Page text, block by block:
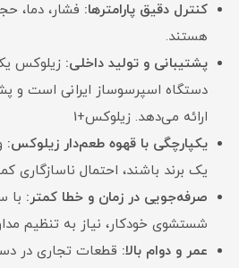
کنترل دقیق پارامترها: فشار، دما،
هستند.
پشتیبانی و تولید داخلی: زیلوکس
دستگاه اسپرسوساز ایرانی است و
ارائه می‌دهد. زیلوکس+1
یکپارچگی با قهوه طعم‌دار زیلوکس:
یک برند باشند، احتمال ناسازگاری
صرفه‌جویی در زمان و خطا کمتر: با
شستشوی خودکار، نیاز به تنظیم
عمر و دوام بالا: قطعات تجاری در